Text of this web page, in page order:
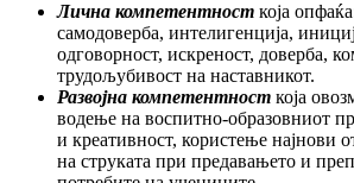
Лична компетентност која
самодоверба, интелигенција,
одговорност, искреност, довер­ба,
трудо­љуби­вост на наставникот.
Развојна компетентност која
водење на воспитно-обра­зов­ниот
и креа­тив­ност, користење најнови
на струката при предавањето и